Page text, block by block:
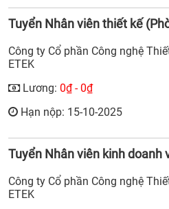
Tuyển Nhân viên thiết kế
Công ty Cổ phần Công nghệ
ETEK
Lương: 0₫ - 0₫
Hạn nộp: 15-10-2025
Tuyển Nhân viên kinh doanh
Công ty Cổ phần Công nghệ
ETEK